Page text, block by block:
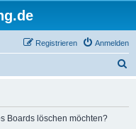
Anmelden
Registrieren
Boards löschen möchten?